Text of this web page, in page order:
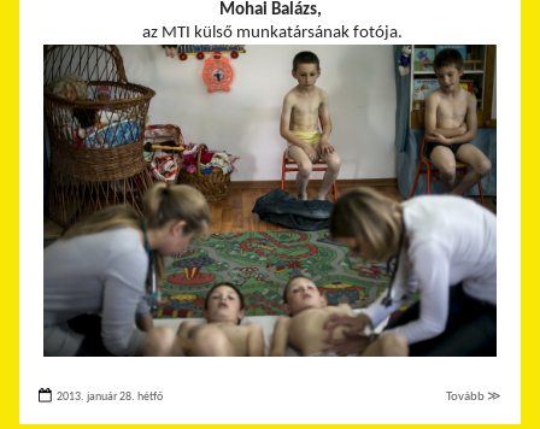
Mohai Balázs,
az MTI külső munkatársának fotója.
2013. január 28. hétfő Tovább ≫